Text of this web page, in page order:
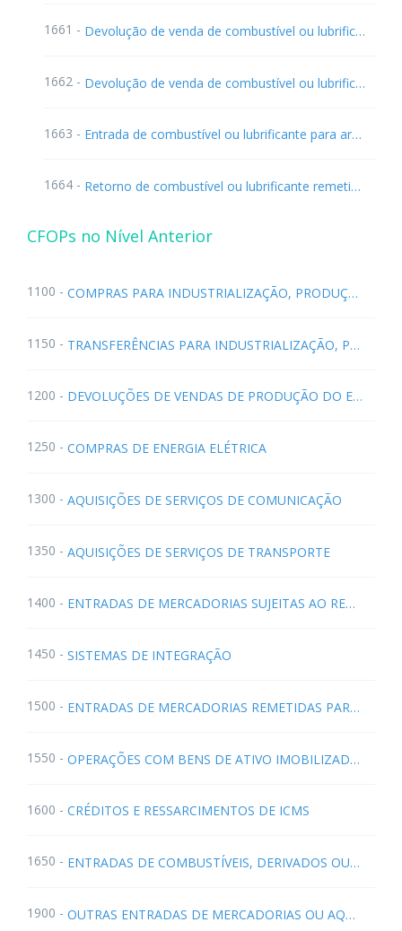
1661 - Devolução de venda de combustível ou lubrificante destinados à comercialização
1662 - Devolução de venda de combustível ou lubrificante destinados a consumidor ou usuário final
1663 - Entrada de combustível ou lubrificante para armazenagem
1664 - Retorno de combustível ou lubrificante remetidos para armazenagem
CFOPs no Nível Anterior
1100 - COMPRAS PARA INDUSTRIALIZAÇÃO, PRODUÇÃO RURAL, COMERCIALIZAÇÃO OU PRESTAÇÃO DE SERVIÇOS
1150 - TRANSFERÊNCIAS PARA INDUSTRIALIZAÇÃO, PRODUÇÃO RURAL, COMERCIALIZAÇÃO OU PRESTAÇÃO DE SERVIÇOS (NR Ajuste SINIEF 05/2005) (Decreto 28.868/2006)
1200 - DEVOLUÇÕES DE VENDAS DE PRODUÇÃO DO ESTABELECIMENTO, DE PRODUTOS DE TERCEIROS OU ANULAÇÕES DE VALORES
1250 - COMPRAS DE ENERGIA ELÉTRICA
1300 - AQUISIÇÕES DE SERVIÇOS DE COMUNICAÇÃO
1350 - AQUISIÇÕES DE SERVIÇOS DE TRANSPORTE
1400 - ENTRADAS DE MERCADORIAS SUJEITAS AO REGIME DE SUBSTITUIÇÃO TRIBUTÁRIA
1450 - SISTEMAS DE INTEGRAÇÃO
1500 - ENTRADAS DE MERCADORIAS REMETIDAS PARA FORMAÇÃO DE LOTE OU COM FIM ESPECÍFICO DE EXPORTAÇÃO E EVENTUAIS DEVOLUÇÕES (NR Ajuste SINIEF 09/2005)
1550 - OPERAÇÕES COM BENS DE ATIVO IMOBILIZADO E MATERIAIS PARA USO OU CONSUMO
1600 - CRÉDITOS E RESSARCIMENTOS DE ICMS
1650 - ENTRADAS DE COMBUSTÍVEIS, DERIVADOS OU NÃO DE PETRÓLEO, E LUBRIFICANTES (ACR Ajuste SINIEF 9/2003 - a partir 01.01.2004)
1900 - OUTRAS ENTRADAS DE MERCADORIAS OU AQUISIÇÕES DE SERVIÇOS